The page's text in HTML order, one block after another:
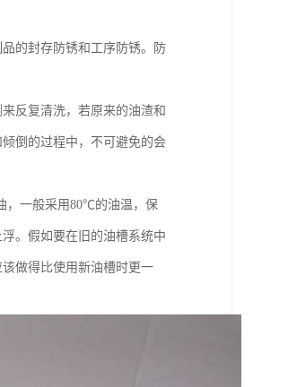
的封存防锈和工序防锈。防
反复清洗，若原来的油渣和
倒的过程中，不可避免的会
，一般采用80℃的油温，保
。假如要在旧的油槽系统中
做得比使用新油槽时更一